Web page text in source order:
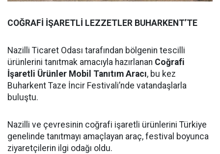
COĞRAFİ İŞARETLİ LEZZETLER BUHARKENT’TE
Nazilli Ticaret Odası tarafından bölgenin tescilli
ürünlerini tanıtmak amacıyla hazırlanan Coğrafi
İşaretli Ürünler Mobil Tanıtım Aracı, bu kez
Buharkent Taze İncir Festivali’nde vatandaşlarla
buluştu.
Nazilli ve çevresinin coğrafi işaretli ürünlerini Türkiye
genelinde tanıtmayı amaçlayan araç, festival boyunca
ziyaretçilerin ilgi odağı oldu.